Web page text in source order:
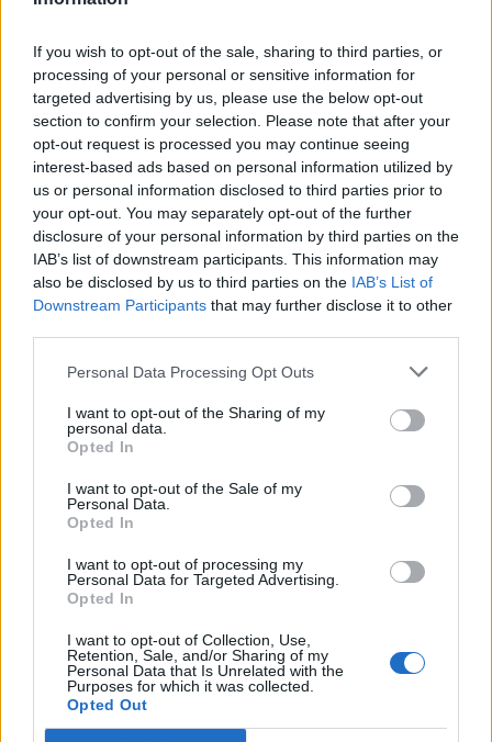
If you wish to opt-out of the sale, sharing to third parties, or
processing of your personal or sensitive information for
targeted advertising by us, please use the below opt-out
section to confirm your selection. Please note that after your
opt-out request is processed you may continue seeing
interest-based ads based on personal information utilized by
us or personal information disclosed to third parties prior to
your opt-out. You may separately opt-out of the further
disclosure of your personal information by third parties on the
IAB’s list of downstream participants. This information may
also be disclosed by us to third parties on the IAB’s List of
Downstream Participants that may further disclose it to other
Personal Data Processing Opt Outs
I want to opt-out of the Sharing of my
personal data.
Opted In
I want to opt-out of the Sale of my
Personal Data.
Opted In
I want to opt-out of processing my
Personal Data for Targeted Advertising.
Opted In
I want to opt-out of Collection, Use,
Retention, Sale, and/or Sharing of my
Personal Data that Is Unrelated with the
Purposes for which it was collected.
Opted Out
Η 97χρονη που περπάτησε πάνω σε φτερό αεροπλάνου
15:27
Τελευταία βουτιά για 65χρονη στην παραλία του Καβρού
15:17
Φωτιά στο νότιο Ρέθυμνο: Ο Δήμος Αγίου Βασιλείου
ευχαριστεί για το "κύμα αλληλεγγύης"
15:15
«Τα έχω χάσει όλα»: Συντετριμμένος ο πατέρας και
σύζυγος των θυμάτων στο τροχαίο στις Σέρρες
15:11
ΕΛ.ΚΕ.Θ.Ε. στην Ανάβυσσο
15:08
Φεστιβάλ Κινηματογράφου Χανίων: Δύο εκθέσεις με
15:05
που εκπλήσσουν
Ρωσία: Ο Πούτιν εγκρίνει πώληση 30% στο αεροδρόμιο
της Μόσχας
14:50
ΕΛΜΕΠΑ: Και σε ηλεκτρονική έκδοση τα πρακτικά του